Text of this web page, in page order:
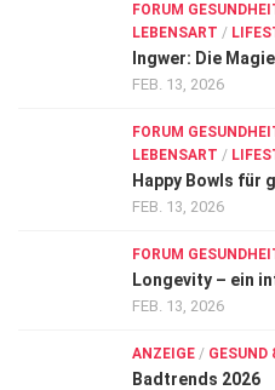
FORUM
LEBENSART /
Ingwer: Die
FEB. 13, 2026
FORUM
LEBENSART /
Happy Bowls für
FEB. 13, 2026
FORUM
Longevity – ein
FEB. 13, 2026
ANZEIGE / GESUND
Badtrends 2026